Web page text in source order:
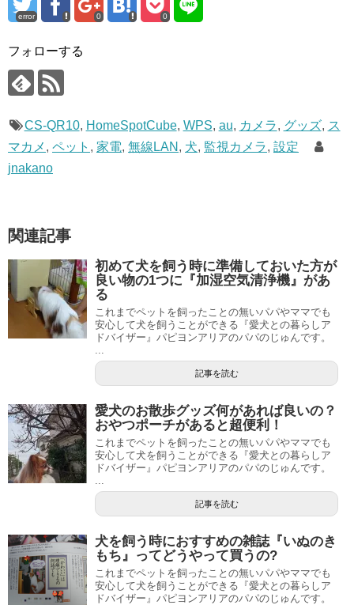
error 0 0
フォローする
CS-QR10, HomeSpotCube, WPS, au, カメラ, グッズ, ス
マカメ , ペット , 家電, 無線LAN , 犬, 監視カメラ, 設定
jnakano
関連記事
初めて犬を飼う時に準備しておいた方が
良い物の1つに『加湿空気清浄機』があ
る
これまでペットを飼ったことの無いパパやママでも
安心して犬を飼うことができる『愛犬との暮らしア
ドバイザー』パピヨンアリアのパパのじゅんです。
記事を読む
愛犬のお散歩グッズ何があれば良いの？
おやつポーチがあると超便利！
これまでペットを飼ったことの無いパパやママでも
安心して犬を飼うことができる『愛犬との暮らしア
ドバイザー』パピヨンアリアのパパのじゅんです。
記事を読む
犬を飼う時におすすめの雑誌『いぬのき
もち』ってどうやって買うの?
これまでペットを飼ったことの無いパパやママでも
安心して犬を飼うことができる『愛犬との暮らしア
ドバイザー』パピヨンアリアのパパのじゅんです。